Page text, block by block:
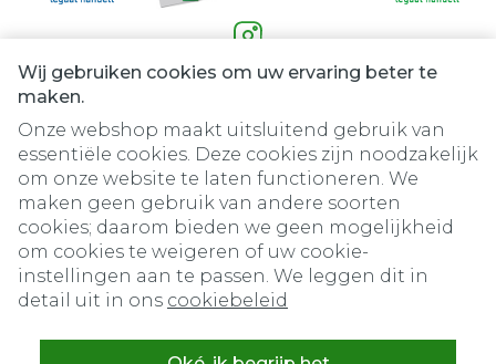
Wij gebruiken cookies om uw ervaring beter te
maken.
Onze webshop maakt uitsluitend gebruik van
essentiële cookies. Deze cookies zijn noodzakelijk
om onze website te laten functioneren. We
maken geen gebruik van andere soorten
cookies; daarom bieden we geen mogelijkheid
om cookies te weigeren of uw cookie-
instellingen aan te passen. We leggen dit in
detail uit in ons cookiebeleid
Juridische links